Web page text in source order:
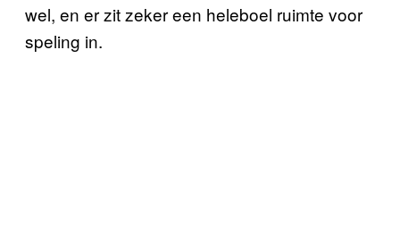
wel, en er zit zeker een heleboel ruimte voor
speling in.